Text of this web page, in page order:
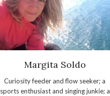
Margita Soldo
Curiosity feeder and flow seeker; a
sports enthusiast and singing junkie; a